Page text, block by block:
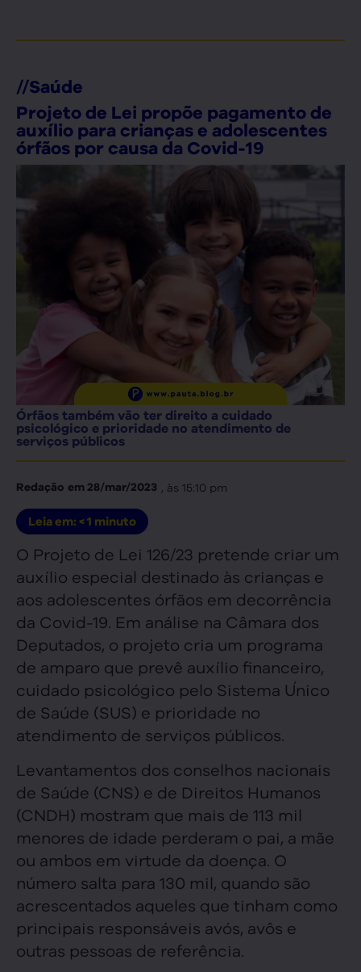
//Saúde
Projeto de Lei propõe pagamento de
auxílio para crianças e adolescentes
órfãos por causa da Covid-19
Órfãos também vão ter direito a cuidado
psicológico e prioridade no atendimento de
serviços públicos
Redação em28/mar/2023 , às 15:10 pm
Leia em: < 1 minuto
O Projeto de Lei 126/23 pretende criar um
auxílio especial destinado às crianças e
aos adolescentes órfãos em decorrência
da Covid-19. Em análise na Câmara dos
Deputados, o projeto cria um programa
de amparo que prevê auxílio financeiro,
cuidado psicológico pelo Sistema Único
de Saúde (SUS) e prioridade no
atendimento de serviços públicos.
Levantamentos dos conselhos nacionais
de Saúde (CNS) e de Direitos Humanos
(CNDH) mostram que mais de 113 mil
menores de idade perderam o pai, a mãe
ou ambos em virtude da doença. O
número salta para 130 mil, quando são
acrescentados aqueles que tinham como
principais responsáveis avós, avôs e
outras pessoas de referência.